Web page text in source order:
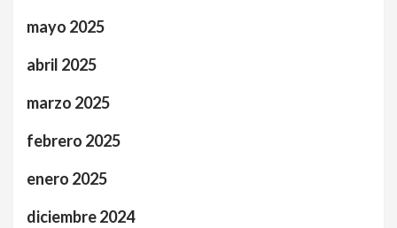
mayo 2025
abril 2025
marzo 2025
febrero 2025
enero 2025
diciembre 2024